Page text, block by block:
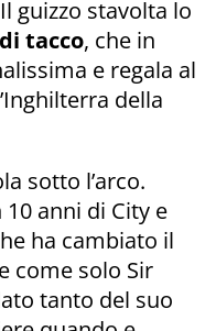
guizzo stavolta lo
tacco, che in
e regala al
della
sotto l’arco.
anni di City e
ha cambiato il
come solo Sir
tanto del suo